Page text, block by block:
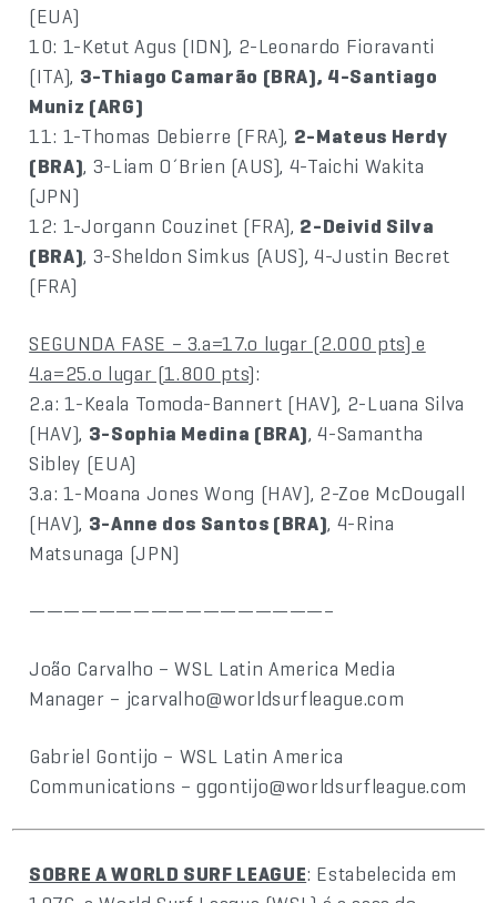
(EUA)
10: 1-Ketut Agus (IDN), 2-Leonardo Fioravanti
(ITA), 3-Thiago Camarão (BRA), 4-Santiago
Muniz (ARG)
11: 1-Thomas Debierre (FRA), 2-Mateus Herdy
(BRA), 3-Liam O´Brien (AUS), 4-Taichi Wakita
(JPN)
12: 1-Jorgann Couzinet (FRA), 2-Deivid Silva
(BRA), 3-Sheldon Simkus (AUS), 4-Justin Becret
(FRA)
SEGUNDA FASE – 3.a=17.o lugar (2.000 pts) e
4.a=25.o lugar (1.800 pts):
2.a: 1-Keala Tomoda-Bannert (HAV), 2-Luana Silva
(HAV), 3-Sophia Medina (BRA), 4-Samantha
Sibley (EUA)
3.a: 1-Moana Jones Wong (HAV), 2-Zoe McDougall
(HAV), 3-Anne dos Santos (BRA), 4-Rina
Matsunaga (JPN)
—————————————————–
João Carvalho – WSL Latin America Media
Manager – jcarvalho@worldsurfleague.com
Gabriel Gontijo – WSL Latin America
Communications – ggontijo@worldsurfleague.com
SOBRE A WORLD SURF LEAGUE: Estabelecida em